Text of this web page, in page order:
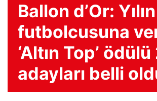
Ballon d’Or: Yılın
futbolcusuna
‘Altın Top’
adayları belli